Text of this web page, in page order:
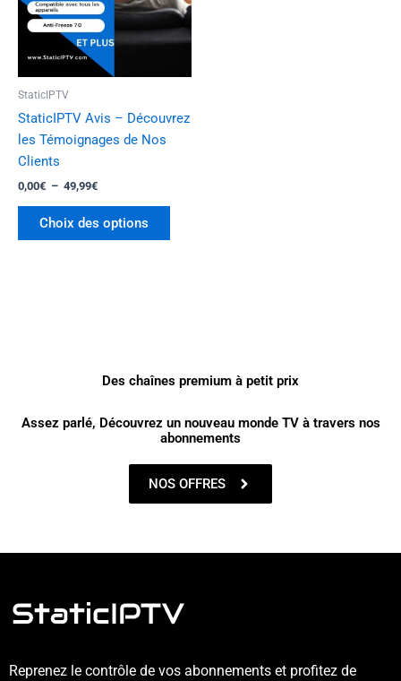
StaticIPTV
StaticIPTV Avis – Découvrez
les Témoignages de Nos
Clients
0,00€ – 49,99€
Choix des options
Les
options
sur
Des chaînes premium à petit prix
Assez parlé, Découvrez un nouveau monde TV à travers nos
abonnements
NOS OFFRES
Reprenez le contrôle de vos abonnements et profitez de